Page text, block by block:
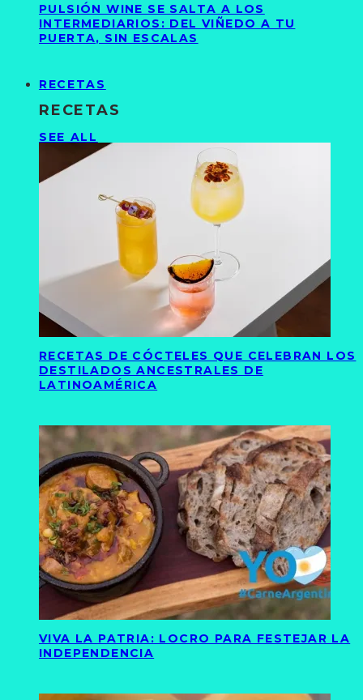
PULSIÓN WINE SE SALTA A LOS
INTERMEDIARIOS: DEL VIÑEDO A TU
PUERTA, SIN ESCALAS
RECETAS
RECETAS
SEE ALL
RECETAS DE CÓCTELES QUE CELEBRAN LOS
DESTILADOS ANCESTRALES DE
LATINOAMÉRICA
VIVA LA PATRIA: LOCRO PARA FESTEJAR LA
INDEPENDENCIA